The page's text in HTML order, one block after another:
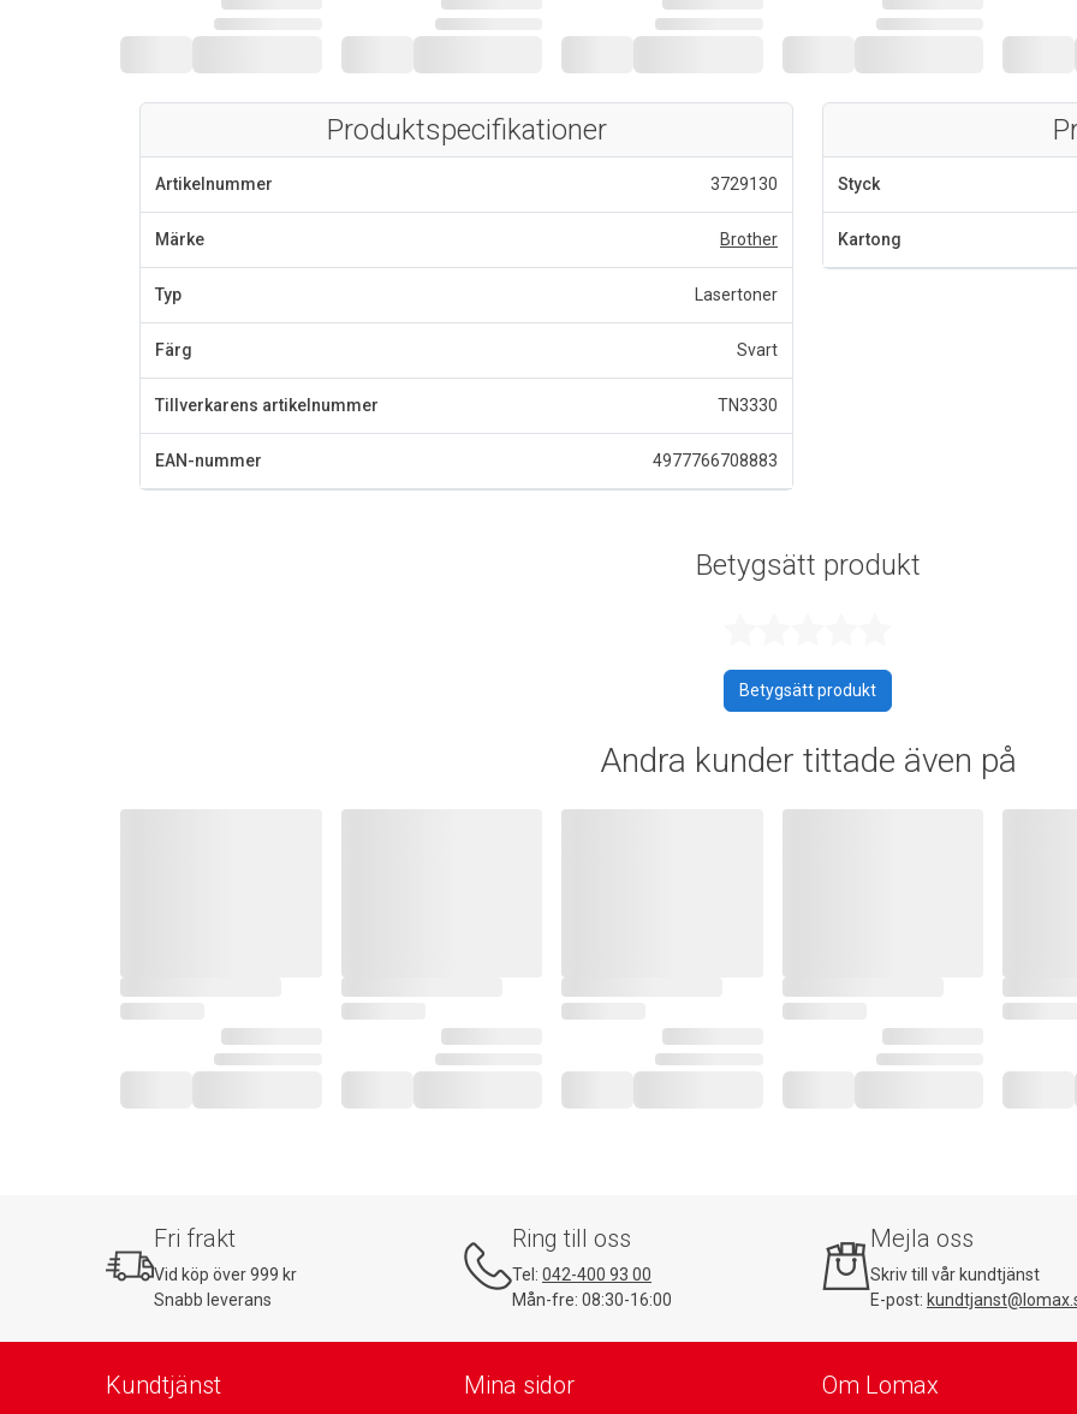
Produktspecifikationer
Artikelnummer 3729130
Märke Brother
Typ Lasertoner
Färg Svart
Tillverkarens artikelnummer TN3330
EAN-nummer 4977766708883
Styck
Kartong
Betygsätt produkt
Betygsätt produkt
Andra kunder tittade även på
Fri frakt
Vid köp över 999 kr
Snabb leverans
Ring till oss
Tel: 042-400 93 00
Mån-fre: 08:30-16:00
Mejla oss
Skriv till vår kundtjänst
E-post:
Kundtjänst Mina sidor Om Lomax